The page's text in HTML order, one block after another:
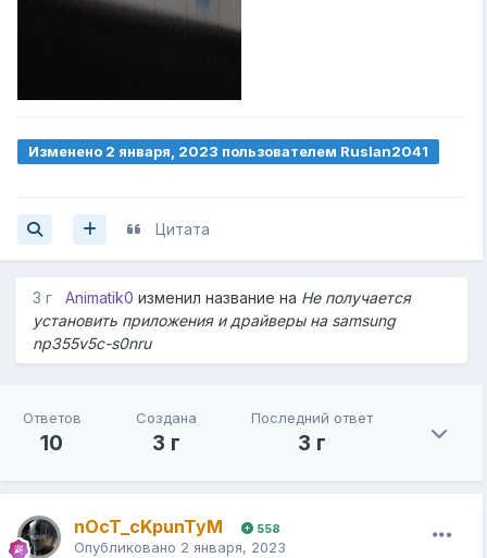
Изменено 2 января, 2023 пользователем Ruslan2041
Цитата
3 г Animatik0 изменил название на Не получается
установить приложения и драйверы на samsung
np355v5c-s0nru
Ответов
10
Создана
3 г
Последний ответ
3 г
nOcT_cKpunTyM 558
Опубликовано 2 января, 2023